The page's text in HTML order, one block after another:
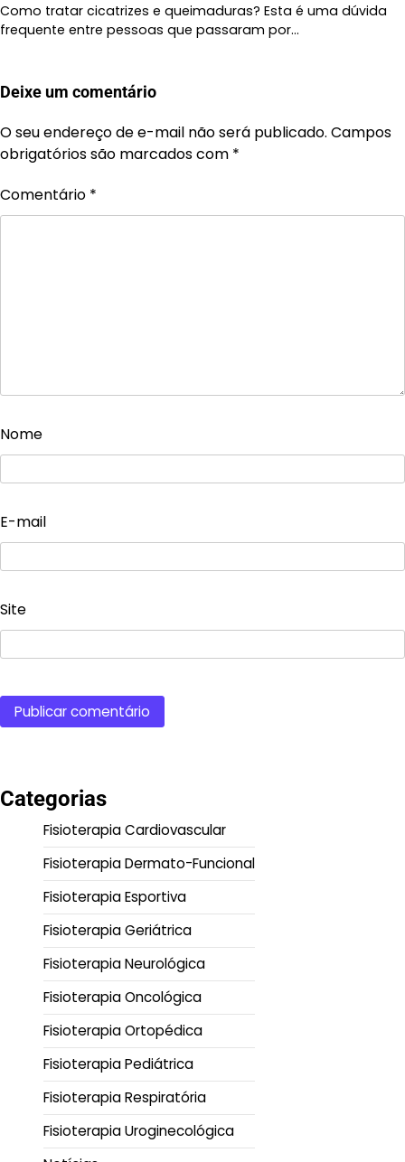
Como tratar cicatrizes e queimaduras? Esta é uma dúvida
frequente entre pessoas que passaram por…
Deixe um comentário
O seu endereço de e-mail não será publicado. Campos
obrigatórios são marcados com *
Comentário *
Nome
E-mail
Site
Categorias
Fisioterapia Cardiovascular
Fisioterapia Dermato-Funcional
Fisioterapia Esportiva
Fisioterapia Geriátrica
Fisioterapia Neurológica
Fisioterapia Oncológica
Fisioterapia Ortopédica
Fisioterapia Pediátrica
Fisioterapia Respiratória
Fisioterapia Uroginecológica